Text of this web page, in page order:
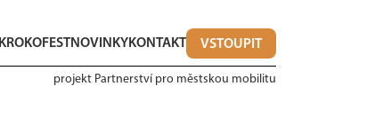
KROKOFESTNOVINKYKONTAKT VSTOUPIT
projekt Partnerství pro městskou mobilitu